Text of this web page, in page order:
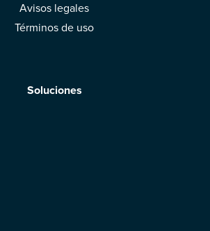
Avisos legales
Términos de uso
Soluciones